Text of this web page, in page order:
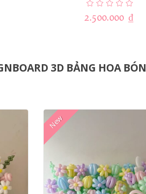
2.500.000 ₫
3D BẢNG HOA
New